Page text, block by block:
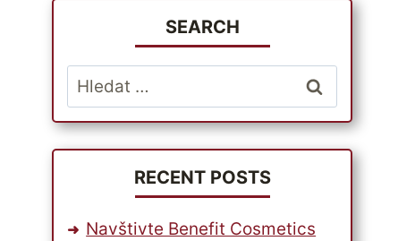
SEARCH
Vyhledávání
RECENT POSTS
Navštivte Benefit Cosmetics